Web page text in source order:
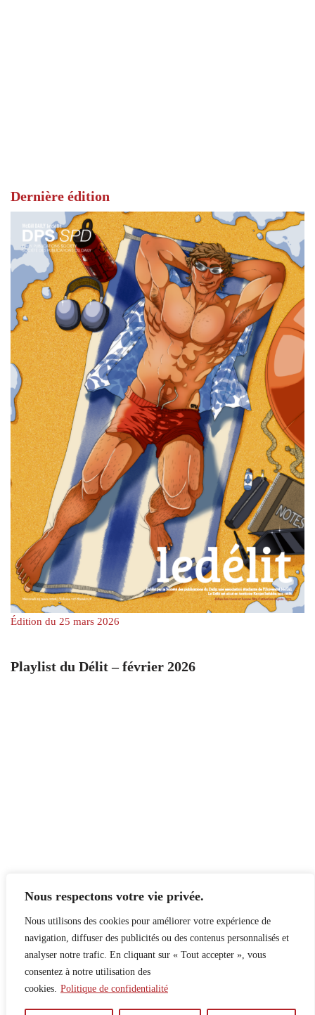
Nous respectons votre vie privée.
Nous utilisons des cookies pour améliorer votre expérience de
navigation, diffuser des publicités ou des contenus personnalisés et
analyser notre trafic. En cliquant sur « Tout accepter », vous
consentez à notre utilisation des
cookies. Politique de confidentialité
Dernière édition
Édition du 25 mars 2026
Playlist du Délit – février 2026